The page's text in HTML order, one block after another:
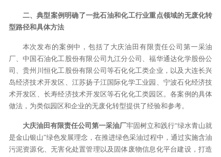
二、典型案例明确了一批石油和化工行业重点领域的无废化转
型路径和具体方法
本次发布的案例中，包括了大庆油田有限责任公司第一采油
厂、中国石油化工股份有限公司九江分公司、福华通达化学股份公
司、贵州川恒化工股份有限公司等石化化工类企业，以及大连长兴
岛经济技术开发区、江苏扬子江国际化学工业园、宁波石化经济技
术开发区、长寿经济技术开发区等石化化工类园区。各案例的具体
做法，为类似园区和企业的无废化转型提供了经验和参考。
大庆油田有限责任公司第一采油厂牢固树立和践行“绿水青山就
是金山银山”绿色发展理念，在推进绿色采油过程中，通过实施含油
污泥资源化、无害化处置管理以及固体废物信息化平台建设，打造